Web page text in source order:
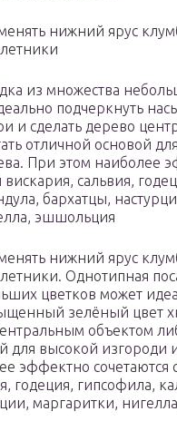
нижний ярус
из множества
подчеркнуть
и сделать дерево
отличной основой
При этом наиболее
вискария, сальвия,
бархатцы,
эшшольция
нижний ярус
Однотипная
цветков может
зелёный цвет
объектом
для высокой изгороди
эффектно сочетаются
годеция, гипсофила,
маргаритки,